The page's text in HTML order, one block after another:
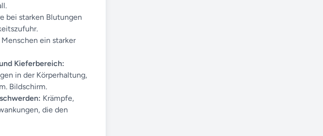
bei starken Blutungen
ein starker
Kieferbereich:
in der Körperhaltung,
Bildschirm.
Krämpfe,
die den